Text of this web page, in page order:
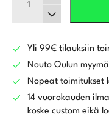
Optm
määräYli 99€ tilauksiin
Nouto Oulun
Nopeat toimitukset
14 vuorokauden
koske custom eikä